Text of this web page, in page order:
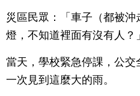
災區民眾：「車子（都被
燈，不知道裡面有沒有人？」
當天，學校緊急停課，公
一次見到這麼大的雨。